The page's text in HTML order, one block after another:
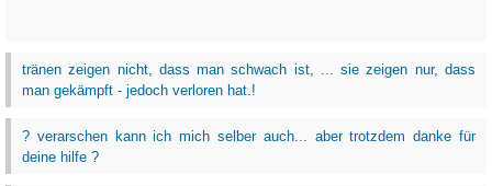
tränen zeigen nicht, dass man schwach ist, ... sie zeigen nur, dass
man gekämpft - jedoch verloren hat.!
? verarschen kann ich mich selber auch... aber trotzdem danke für
deine hilfe ?